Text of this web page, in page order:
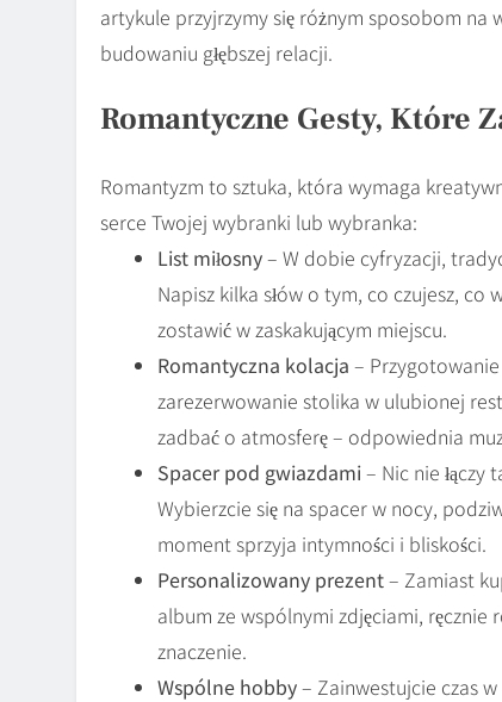
artykule przyjrzymy się różnym sposobom
budowaniu głębszej relacji.
Romantyczne Gesty, Które
Romantyzm to sztuka, która wymaga
serce Twojej wybranki lub wybranka:
List miłosny– W dobie cyfryzacji,
Napisz kilka słów o tym, co czujesz, co
zostawić w zaskakującym miejscu.
Romantyczna kolacja –
zarezerwowanie stolika w ulubionej
zadbać o atmosferę – odpowiednia
Spacer pod gwiazdami– Nic nie łączy
Wybierzcie się na spacer w nocy,
moment sprzyja intymności i bliskości.
Personalizowany prezent– Zamiast
album ze wspólnymi zdjęciami,
znaczenie.
Wspólne hobby– Zainwestujcie czas